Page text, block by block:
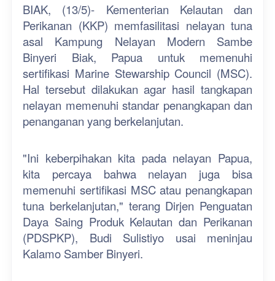
BIAK, (13/5)- Kementerian Kelautan dan
Perikanan (KKP) memfasilitasi nelayan tuna
asal Kampung Nelayan Modern Sambe
Binyeri Biak, Papua untuk memenuhi
sertifikasi Marine Stewarship Council (MSC).
Hal tersebut dilakukan agar hasil tangkapan
nelayan memenuhi standar penangkapan dan
penanganan yang berkelanjutan.
"Ini keberpihakan kita pada nelayan Papua,
kita percaya bahwa nelayan juga bisa
memenuhi sertifikasi MSC atau penangkapan
tuna berkelanjutan," terang Dirjen Penguatan
Daya Saing Produk Kelautan dan Perikanan
(PDSPKP), Budi Sulistiyo usai meninjau
Kalamo Samber Binyeri.